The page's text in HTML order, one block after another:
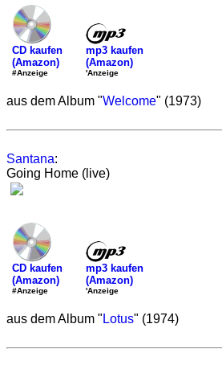
CD kaufen
(Amazon)
#Anzeige
mp3 kaufen
(Amazon)
'Anzeige
aus dem Album "Welcome" (1973)
Santana:
Going Home (live)
CD kaufen
(Amazon)
#Anzeige
mp3 kaufen
(Amazon)
'Anzeige
aus dem Album " Lotus" (1974)